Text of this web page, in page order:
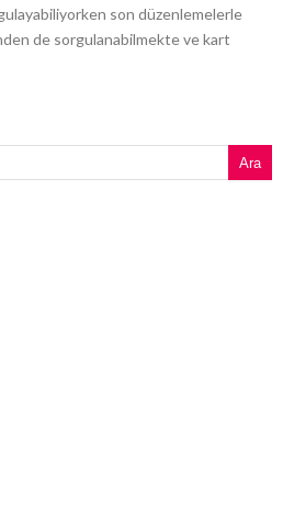
son düzenlemelerle
de sorgulanabilmekte ve kart